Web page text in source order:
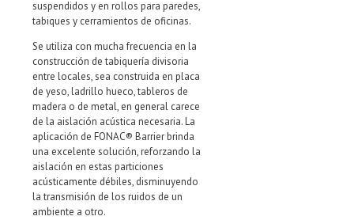
suspendidos y en rollos para paredes,
tabiques y cerramientos de oficinas.
Se utiliza con mucha frecuencia en la
construcción de tabiquería divisoria
entre locales, sea construida en placa
de yeso, ladrillo hueco, tableros de
madera o de metal, en general carece
de la aislación acústica necesaria. La
aplicación de FONAC® Barrier brinda
una excelente solución, reforzando la
aislación en estas particiones
acústicamente débiles, disminuyendo
la transmisión de los ruidos de un
ambiente a otro.